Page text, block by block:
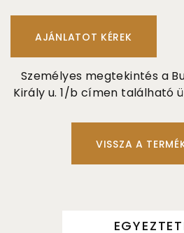
Személyes megtekintés a
Király u. 1/b címen található
VISSZA A